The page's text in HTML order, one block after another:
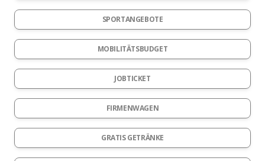
SPORTANGEBOTE
MOBILITÄTSBUDGET
JOBTICKET
FIRMENWAGEN
GRATIS GETRÄNKE